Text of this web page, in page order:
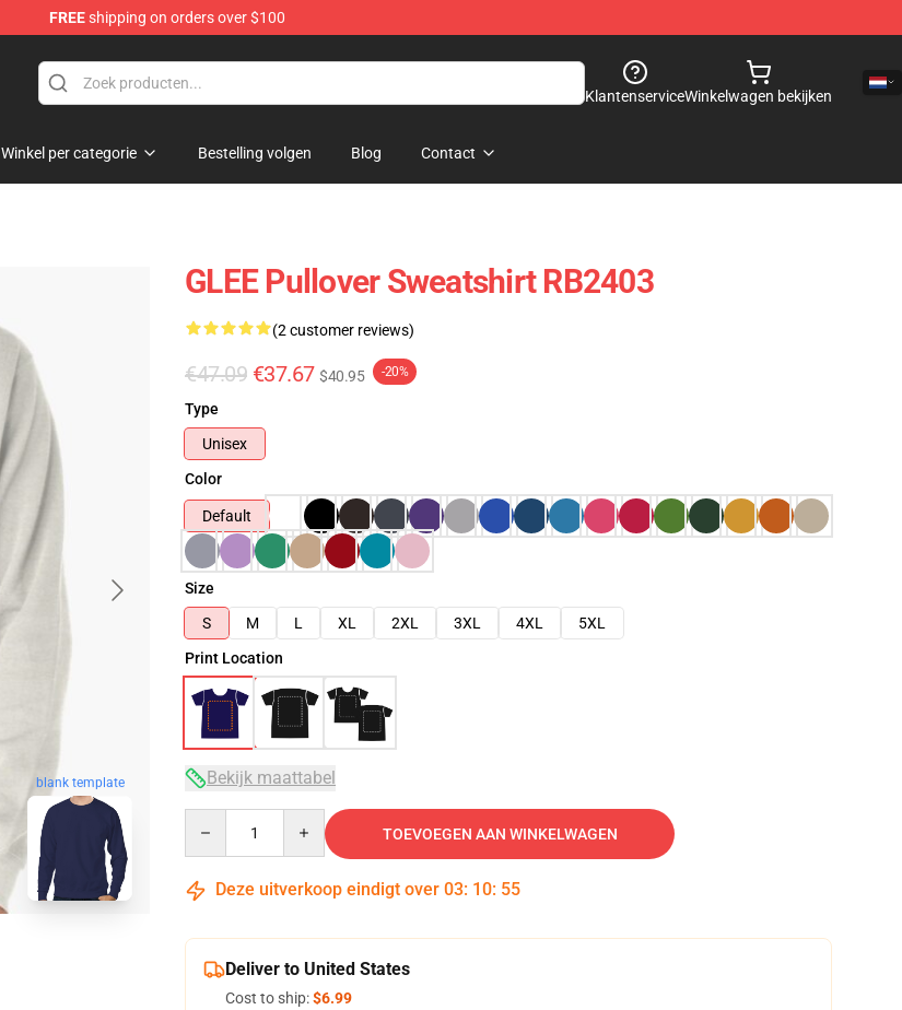
FREEshipping on orders over $100
KlantenserviceWinkelwagen bekijken
Winkel per categorie Bestelling volgen Blog Contact
blank template
GLEE Pullover Sweatshirt RB2403
(2 customer reviews)
€47.09 €37.67 $40.95 -20%
Type
Unisex
Color
Default
Size
S
M L XL 2XL 3XL 4XL
5XL
Print Location
Bekijk maattabel
TOEVOEGEN AAN WINKELWAGEN
Deze uitverkoop eindigt over 03: 10: 54
Deliver to United States
Cost to ship:$6.99